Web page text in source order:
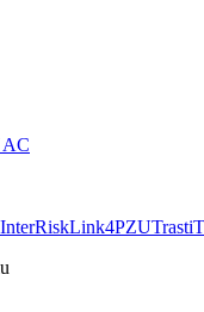
AC
InterRiskLink4PZUTrasti